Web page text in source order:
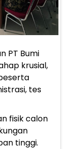
PT Bumi
krusial,
tes
fisik calon
tinggi.